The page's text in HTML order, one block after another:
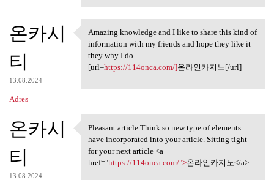
온카시
티
13.08.2024
Adres
Amazing knowledge and I like
Amazing knowledge and I like to share this kind of
information with my friends and hope they like it
they why I do.
[url=https://114onca.com/]온라인카지노[/url]
온카시
티
13.08.2024
Pleasant article.Think so new
Pleasant article.Think so new type of elements
have incorporated into your article. Sitting tight
for your next article <a
href="https://114onca.com/">온라인카지노</a>